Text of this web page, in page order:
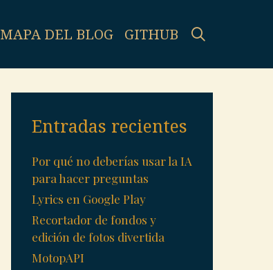
MAPA DEL BLOG GITHUB
Entradas recientes
Por qué no deberías usar la IA
para hacer preguntas
Lyrics en Google Play
Recortador de fondos y
edición de fotos divertida
MotopAPI